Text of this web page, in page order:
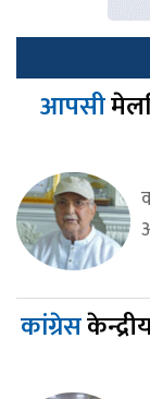
आपसी
कांग्रेस